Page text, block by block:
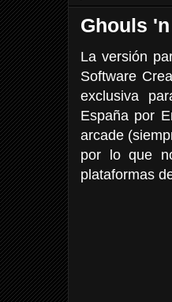
Ghouls
La versión
Software
exclusiva
España por
arcade
por lo que
plataformas